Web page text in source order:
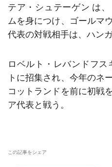
テア・シュテーゲン は
ムを身につけ、ゴールマ
代表の対戦相手は、ハン
ロベルト・レバンドフス
トに招集され、今年のネ
コットランドを前に初戦
ア代表と戦う。
この記事をシェア